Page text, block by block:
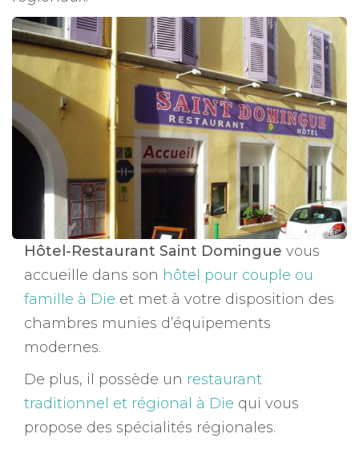
Hôtel-Restaurant Saint Domingue vous
accueille dans son hôtel pour couple ou
famille à Die et met à votre disposition des
chambres munies d’équipements
modernes.
De plus, il possède un restaurant
traditionnel et régional à Die qui vous
propose des spécialités régionales.